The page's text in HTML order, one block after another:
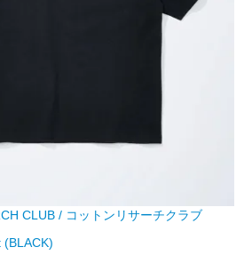
CLUB / コットンリサーチクラブ
(BLACK)